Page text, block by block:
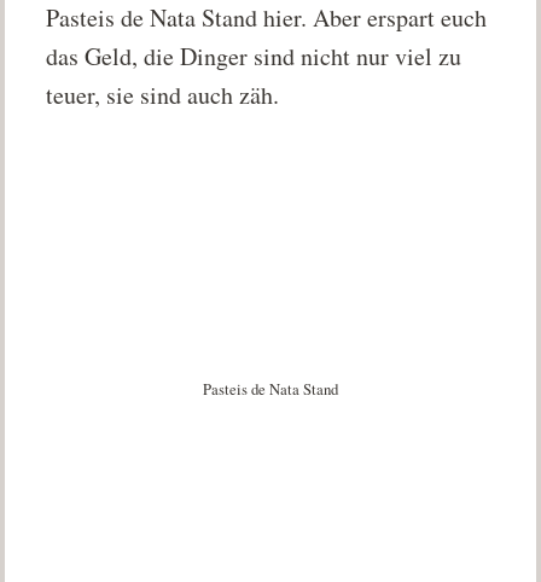
Pasteis de Nata Stand hier. Aber erspart euch
das Geld, die Dinger sind nicht nur viel zu
teuer, sie sind auch zäh.
Pasteis de Nata Stand